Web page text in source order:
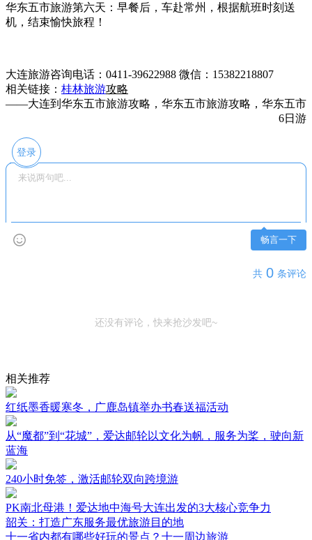
华东五市旅游第六天：早餐后，车赴常州，根据航班时刻送
机，结束愉快旅程！
大连旅游咨询电话：0411-39622988 微信：15382218807
相关链接： 桂林旅游攻略
——大连到华东五市旅游攻略，华东五市旅游攻略，华东五市
6日游
登录
畅言一下
共 0 条评论
还没有评论，快来抢沙发吧~
相关推荐
红纸墨香暖寒冬，广鹿岛镇举办书春送福活动
从“魔都”到“花城”，爱达邮轮以文化为帆，服务为桨，驶向新
蓝海
240小时免签，激活邮轮双向跨境游
PK南北母港！爱达地中海号大连出发的3大核心竞争力
韶关：打造广东服务最优旅游目的地
十一省内都有哪些好玩的景点？十一周边旅游